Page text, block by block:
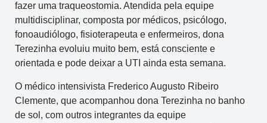
fazer uma traqueostomia. Atendida pela equipe
multidisciplinar, composta por médicos, psicólogo,
fonoaudiólogo, fisioterapeuta e enfermeiros, dona
Terezinha evoluiu muito bem, está consciente e
orientada e pode deixar a UTI ainda esta semana.
O médico intensivista Frederico Augusto Ribeiro
Clemente, que acompanhou dona Terezinha no banho
de sol, com outros integrantes da equipe